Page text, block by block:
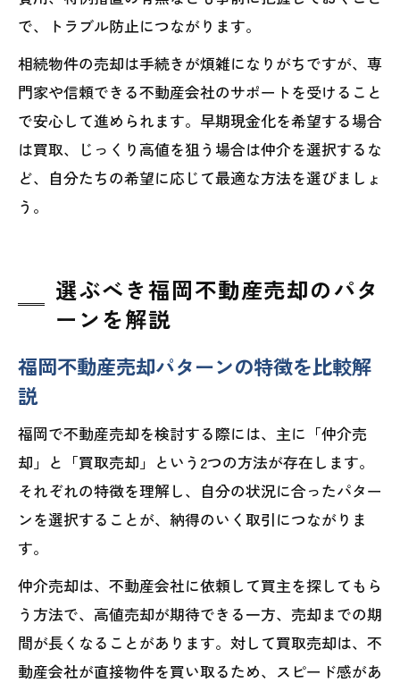
で、トラブル防止につながります。
相続物件の売却は手続きが煩雑になりがちですが、専
門家や信頼できる不動産会社のサポートを受けること
で安心して進められます。早期現金化を希望する場合
は買取、じっくり高値を狙う場合は仲介を選択するな
ど、自分たちの希望に応じて最適な方法を選びましょ
う。
選ぶべき福岡不動産売却のパタ
ーンを解説
福岡不動産売却パターンの特徴を比較解
説
福岡で不動産売却を検討する際には、主に「仲介売
却」と「買取売却」という2つの方法が存在します。
それぞれの特徴を理解し、自分の状況に合ったパター
ンを選択することが、納得のいく取引につながりま
す。
仲介売却は、不動産会社に依頼して買主を探してもら
う方法で、高値売却が期待できる一方、売却までの期
間が長くなることがあります。対して買取売却は、不
動産会社が直接物件を買い取るため、スピード感があ